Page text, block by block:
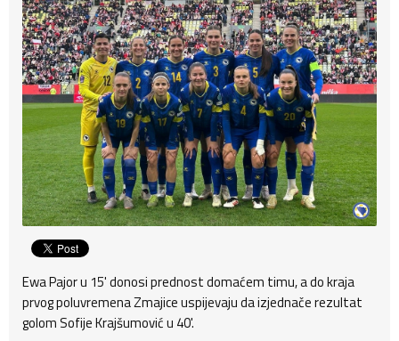
Ewa Pajor u 15' donosi prednost domaćem timu, a do kraja
prvog poluvremena Zmajice uspijevaju da izjednače rezultat
golom Sofije Krajšumović u 40'.